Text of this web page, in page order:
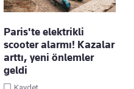
Paris'te elektrikli
scooter alarmı! Kazalar
arttı, yeni önlemler
geldi